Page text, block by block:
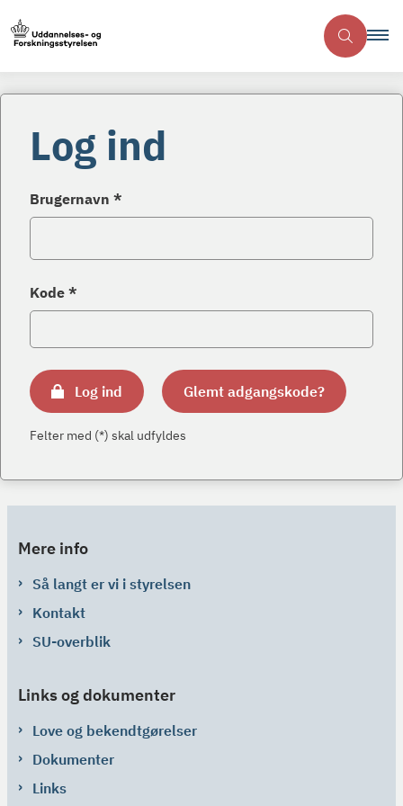
Log ind
Brugernavn *
Kode *
Log ind Glemt adgangskode?
Felter med (*) skal udfyldes
Mere info
Så langt er vi i styrelsen
Kontakt
SU-overblik
Links og dokumenter
Love og bekendtgørelser
Dokumenter
Links